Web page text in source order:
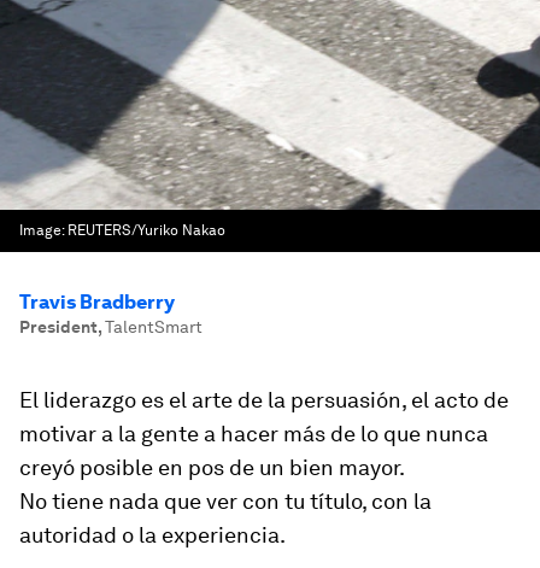
Image: REUTERS/Yuriko Nakao
Travis Bradberry
President,TalentSmart
El liderazgo es el arte de la persuasión, el acto de
motivar a la gente a hacer más de lo que nunca
creyó posible en pos de un bien mayor.
No tiene nada que ver con tu título, con la
autoridad o la experiencia.